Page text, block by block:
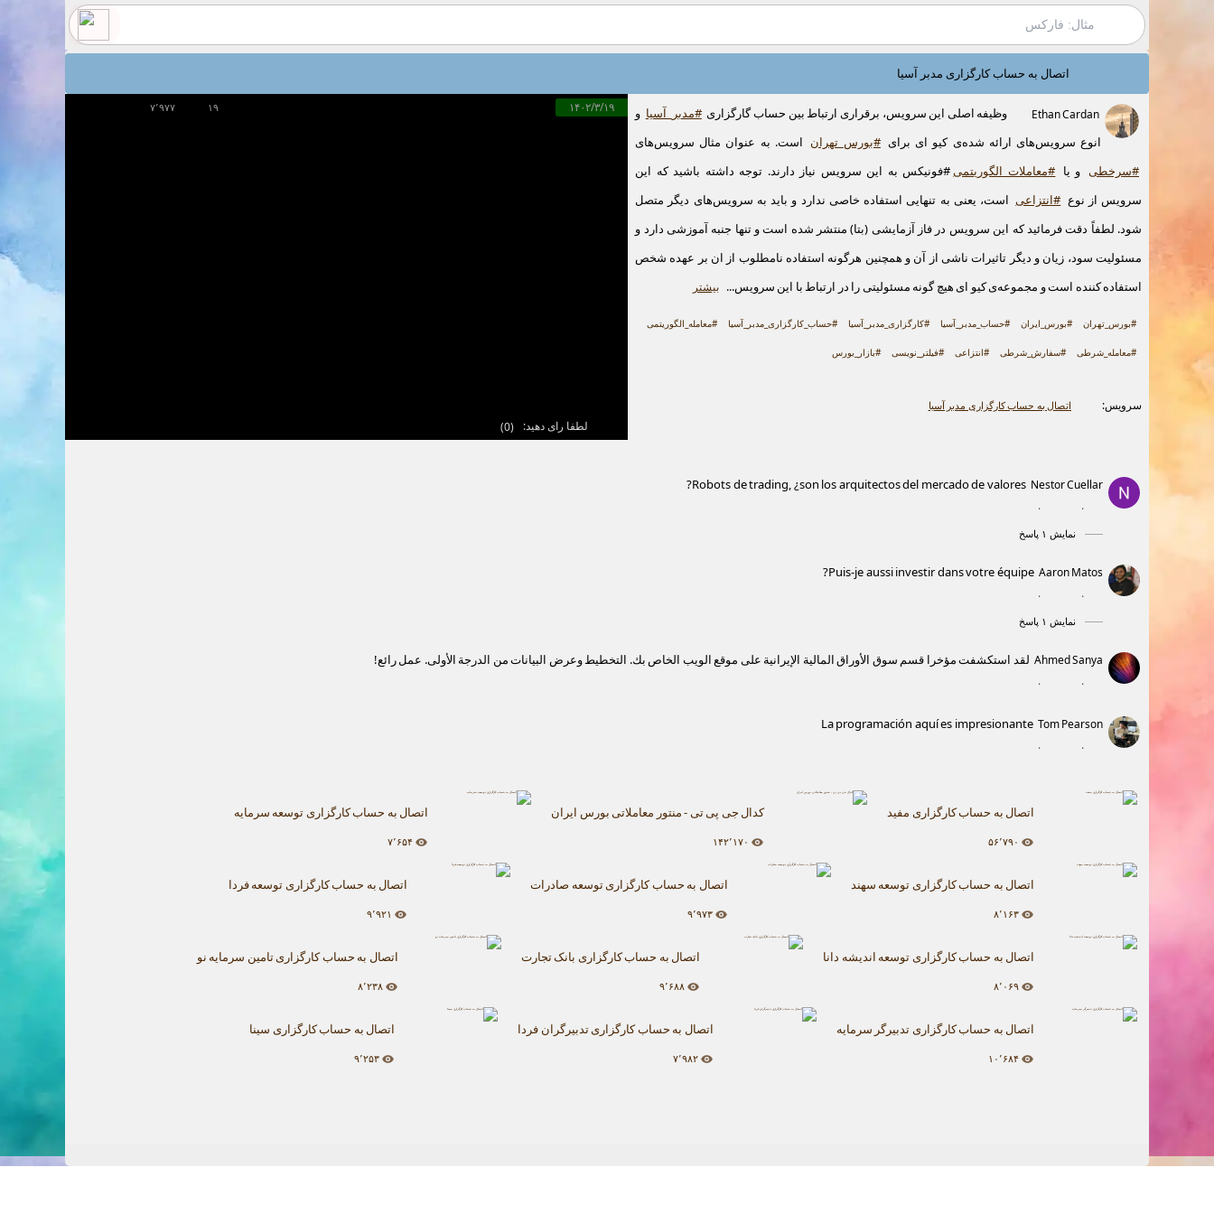
اتصال به حساب کارگزاری مدبر آسیا
۱۴۰۲/۳/۱۹ ۱۹ ۷٬۹۷۷
لطفا رای دهید: (0)
Ethan Cardan وظیفه اصلی این سرویس، برقراری ارتباط بین حساب گارگزاری #مدبر_آسیا و
انوع سرویس‌های ارائه شده‌ی کیو ای برای #بورس_تهران است. به عنوان مثال سرویس‌های
#سرخطی و یا #معاملات_الگوریتمی‌#فونیکس به این سرویس نیاز دارند. توجه داشته باشید که این
سرویس از نوع #انتزاعی است، یعنی به تنهایی استفاده خاصی ندارد و باید به سرویس‌های دیگر متصل
شود. لطفاً دقت فرمائید که این سرویس در فاز آزمایشی (بتا) منتشر شده است و تنها جنبه آموزشی دارد و
مسئولیت سود، زیان و دیگر تاثیرات ناشی از آن و همچنین هرگونه استفاده نامطلوب از ان بر عهده شخص
استفاده کننده است و مجموعه‌ی کیو ای هیچ گونه مسئولیتی را در ارتباط با این سرویس... بیشتر
#بورس_تهران #بورس_ایران #حساب_مدبر_آسیا #کارگزاری_مدبر_آسیا #حساب_کارگزاری_مدبر_آسیا #معامله_الگوریتمی
#معامله_شرطی #سفارش_شرطی #انتزاعی #فیلتر_نویسی #بازار_بورس
سرویس: اتصال به حساب کارگزاری مدبر آسیا
Nestor Cuellar
Robots de trading, ¿son los arquitectos del mercado de valores? ️
۰ ۰
نمایش ۱ پاسخ
Aaron Matos
Puis-je aussi investir dans votre équipe?
۰ ۰
نمایش ۱ پاسخ
Ahmed Sanya لقد استكشفت مؤخرا قسم سوق الأوراق المالية الإيرانية على موقع الويب الخاص بك. التخطيط وعرض البيانات من الدرجة الأولى. عمل رائع!
۰ ۰
Tom Pearson
La programación aquí es impresionante
۰ ۰
اتصال به حساب کارگزاری مفید
۵۶٬۷۹۰
کدال جی پی تی - منتور معاملاتی بورس ایران
۱۴۲٬۱۷۰
اتصال به حساب کارگزاری توسعه سرمایه
۷٬۶۵۴
اتصال به حساب کارگزاری توسعه سهند
۸٬۱۶۳
اتصال به حساب کارگزاری توسعه صادرات
۹٬۹۷۳
اتصال به حساب کارگزاری توسعه فردا
۹٬۹۲۱
اتصال به حساب کارگزاری توسعه اندیشه دانا
۸٬۰۶۹
اتصال به حساب کارگزاری بانک تجارت
۹٬۶۸۸
اتصال به حساب کارگزاری تامین سرمایه نو
۸٬۲۳۸
اتصال به حساب کارگزاری تدبیرگر سرمایه
۱۰٬۶۸۴
اتصال به حساب کارگزاری تدبیرگران فردا
۷٬۹۸۲
اتصال به حساب کارگزاری سینا
۹٬۲۵۳